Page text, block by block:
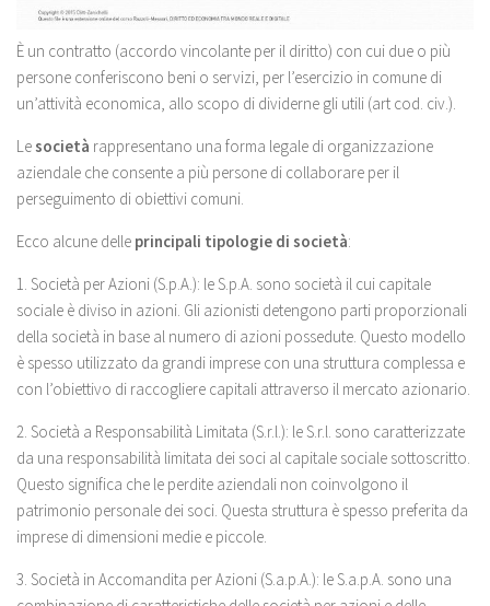
È un contratto (accordo vincolante per il diritto) con cui due o più
persone conferiscono beni o servizi, per l’esercizio in comune di
un’attività economica, allo scopo di dividerne gli utili (art cod. civ.).
Lesocietà rappresentano una forma legale di organizzazione
aziendale che consente a più persone di collaborare per il
perseguimento di obiettivi comuni.
Ecco alcune delle principali tipologie di società:
1. Società per Azioni (S.p.A.): le S.p.A. sono società il cui capitale
sociale è diviso in azioni. Gli azionisti detengono parti proporzionali
della società in base al numero di azioni possedute. Questo modello
è spesso utilizzato da grandi imprese con una struttura complessa e
con l’obiettivo di raccogliere capitali attraverso il mercato azionario.
2. Società a Responsabilità Limitata (S.r.l.): le S.r.l. sono caratterizzate
da una responsabilità limitata dei soci al capitale sociale sottoscritto.
Questo significa che le perdite aziendali non coinvolgono il
patrimonio personale dei soci. Questa struttura è spesso preferita da
imprese di dimensioni medie e piccole.
3. Società in Accomandita per Azioni (S.a.p.A.): le S.a.p.A. sono una